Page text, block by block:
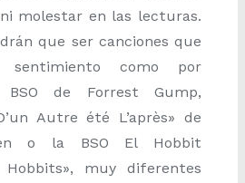
molestar en las lecturas.
que ser canciones que
sentimiento como por
de Forrest Gump,
Autre été L’après» de
o la BSO El Hobbit
Hobbits», muy diferentes